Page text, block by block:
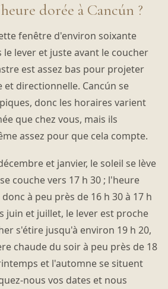
dorée à Cancún ?
fenêtre d'environ soixante
lever et juste avant le coucher
est assez bas pour projeter
et directionnelle. Cancún se
donc les horaires varient
que chez vous, mais ils
assez pour que cela compte.
et janvier, le soleil se lève
couche vers 17 h 30 ; l'heure
à peu près de 16 h 30 à 17 h
juin et juillet, le lever est proche
s'étire jusqu'à environ 19 h 20,
chaude du soir à peu près de 18
et l'automne se situent
nous vos dates et nous